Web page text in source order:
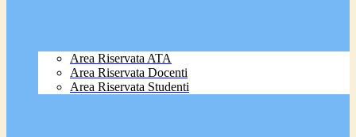
Area Riservata ATA
Area Riservata Docenti
Area Riservata Studenti